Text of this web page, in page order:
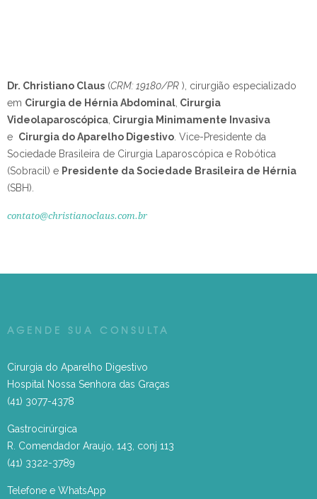
Dr. Christiano Claus (CRM: 19180/PR ), cirurgião especializado
em Cirurgia de Hérnia Abdominal Cirurgia
Videolaparoscópica Cirurgia Minimamente Invasiva
e Cirurgia do Aparelho Digestivo Vice-Presidente da
Sociedade Brasileira de Cirurgia Laparoscópica e Robótica
(Sobracil) e Presidente da Sociedade Brasileira de Hérnia
(SBH).
contato@christianoclaus.com.br
AGENDE SUA CONSULTA
Cirurgia do Aparelho Digestivo
Hospital Nossa Senhora das Graças
(41) 3077-4378
Gastrocirúrgica
R. Comendador Araujo, 143, conj 113
(41) 3322-3789
Telefone e WhatsApp